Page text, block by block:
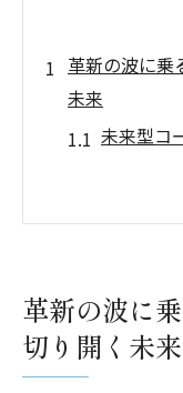
革新の波に乗
未来
未来型コ
技術革
未来を見
み
革新の波に
切り開く未来